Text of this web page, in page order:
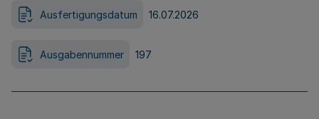
Ausfertigungsdatum 16.07.2026
Ausgabennummer 197